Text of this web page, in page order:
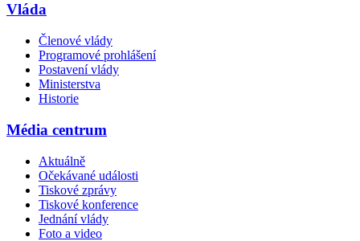
Vláda
Členové vlády
Programové prohlášení
Postavení vlády
Ministerstva
Historie
Média centrum
Aktuálně
Očekávané události
Tiskové zprávy
Tiskové konference
Jednání vlády
Foto a video